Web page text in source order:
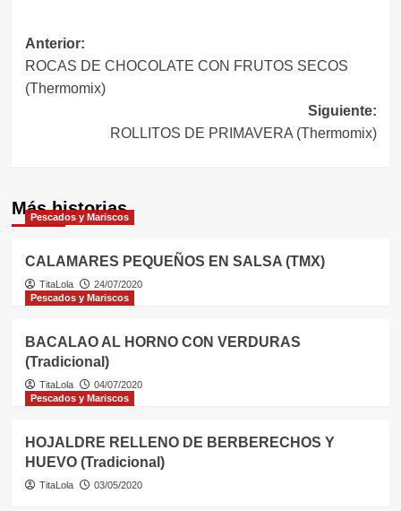
Navegación
de
entradas
Anterior:
ROCAS DE CHOCOLATE CON FRUTOS SECOS
(Thermomix)
Siguiente:
ROLLITOS DE PRIMAVERA (Thermomix)
Más historias
Pescados y Mariscos
CALAMARES PEQUEÑOS EN SALSA (TMX)
TitaLola
24/07/2020
Pescados y Mariscos
BACALAO AL HORNO CON VERDURAS
(Tradicional)
TitaLola
04/07/2020
Pescados y Mariscos
HOJALDRE RELLENO DE BERBERECHOS Y
HUEVO (Tradicional)
TitaLola 03/05/2020